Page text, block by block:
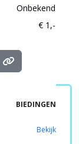
Onbekend
€ 1,-
BIEDINGEN
Bekijk